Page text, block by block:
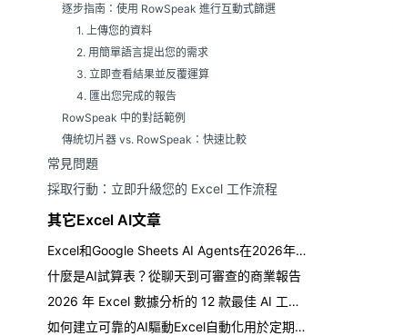
逐步指南：使用 RowSpeak 進行互動式篩選
1. 上傳您的資料
2. 用簡單語言提出您的需求
3. 立即查看結果並反覆運算
4. 匯出您完成的報告
RowSpeak 中的對話範例
傳統切片器 vs. RowSpeak：快速比較
常見問題
採取行動：立即升級您的 Excel 工作流程
其它Excel AI文章
Excel和Google Sheets AI Agents在2026年: 真实测试, 失败案例, 以及买家指南
什麼是AI試算表？從聊天到可審查的商業報告
2026 年 Excel 數據分析的 12 款最佳 AI 工具：按工作流程選擇
如何建立可靠的AI驅動Excel自動化用於定期報告